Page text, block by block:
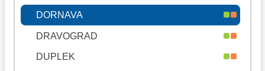
DORNAVA
DRAVOGRAD
DUPLEK